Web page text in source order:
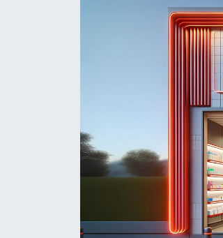
Süper Lig Puan Durumu ve Fikstür
Haber Arşivi